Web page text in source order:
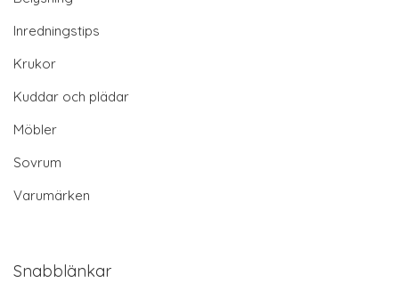
Inredningstips
Krukor
Kuddar och plädar
Möbler
Sovrum
Varumärken
Snabblänkar